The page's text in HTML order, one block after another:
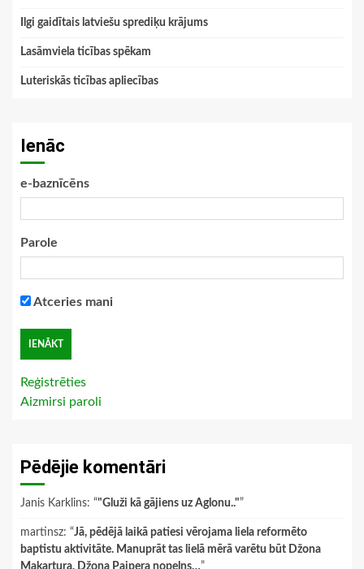
Ilgi gaidītais latviešu sprediķu krājums
Lasāmviela ticības spēkam
Luteriskās ticības apliecības
Ienāc
e-baznīcēns
Parole
Atceries mani
Reģistrēties
Aizmirsi paroli
Pēdējie komentāri
Janis Karklins: “"Gluži kā gājiens uz Aglonu.."”
martinsz: “Jā, pēdējā laikā patiesi vērojama liela reformēto
baptistu aktivitāte. Manuprāt tas lielā mērā varētu būt Džona
Makartura, Džona Paipera nopelns…”